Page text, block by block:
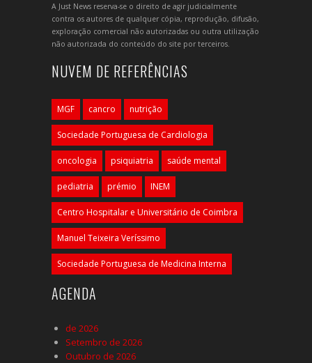
A Just News reserva-se o direito de agir judicialmente
contra os autores de qualquer cópia, reprodução, difusão,
exploração comercial não autorizadas ou outra utilização
não autorizada do conteúdo do site por terceiros.
NUVEM DE REFERÊNCIAS
MGF cancro nutrição
Sociedade Portuguesa de Cardiologia
oncologia psiquiatria saúde mental
pediatria prémio INEM
Centro Hospitalar e Universitário de Coimbra
Manuel Teixeira Veríssimo
Sociedade Portuguesa de Medicina Interna
AGENDA
de 2026
Setembro de 2026
Outubro de 2026